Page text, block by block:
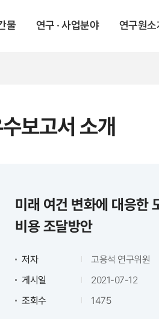
물 연구 · 사업분야 연구원소
보고서 소개
미래 여건 변화에 대응한
비용 조달방안
저자
고용석 연구위원
게시일
2021-07-12
조회수
1475